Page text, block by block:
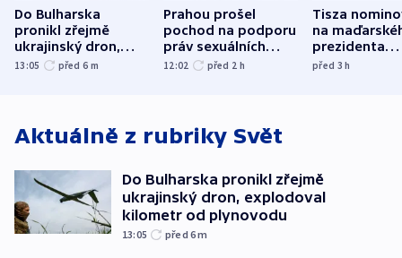
Do Bulharska
pronikl zřejmě
ukrajinský dron,
explodoval kilometr
13:05 před 6 m
Prahou prošel
pochod na podporu
práv sexuálních
menšin
12:02 před 2 h
Tisza
na
prezidenta
bývalého
před 3h
Aktuálně z rubriky Svět
Do Bulharska pronikl zřejmě
ukrajinský dron, explodoval
kilometr od plynovodu
13:05 před 6m